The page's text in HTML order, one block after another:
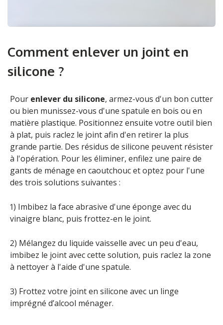
Comment enlever un joint en
silicone ?
Pour enlever du silicone, armez-vous d'un bon cutter
ou bien munissez-vous d'une spatule en bois ou en
matière plastique. Positionnez ensuite votre outil bien
à plat, puis raclez le joint afin d'en retirer la plus
grande partie. Des résidus de silicone peuvent résister
à l'opération. Pour les éliminer, enfilez une paire de
gants de ménage en caoutchouc et optez pour l'une
des trois solutions suivantes :
1) Imbibez la face abrasive d'une éponge avec du
vinaigre blanc, puis frottez-en le joint.
2) Mélangez du liquide vaisselle avec un peu d'eau,
imbibez le joint avec cette solution, puis raclez la zone
à nettoyer à l'aide d'une spatule.
3) Frottez votre joint en silicone avec un linge
imprégné d’alcool ménager.